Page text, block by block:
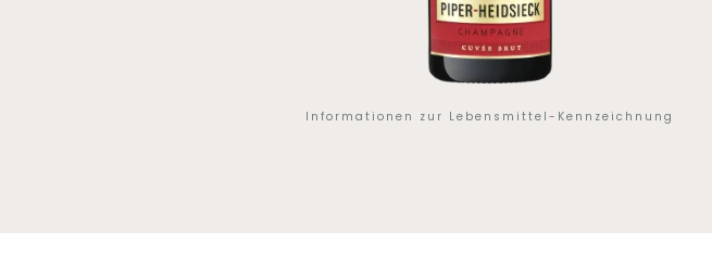
Informationen zur Lebensmittel-Kennzeichnung